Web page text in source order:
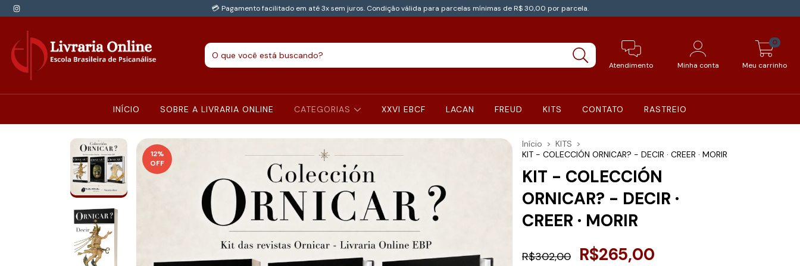
💳 Pagamento facilitado em até 3x sem juros. Condição válida para parcelas mínimas de R$ 30,00 por parcela.
Atendimento Minha conta Meu carrinho
0
INÍCIO SOBRE A LIVRARIA ONLINE CATEGORIAS XXVI EBCF LACAN FREUD KITS CONTATO RASTREIO
12%
OFF
Início > KITS >
KIT - COLECCIÓN ORNICAR? - DECIR · CREER · MORIR
KIT - COLECCIÓN
ORNICAR? - DECIR ·
CREER · MORIR
R$302,00 R$265,00